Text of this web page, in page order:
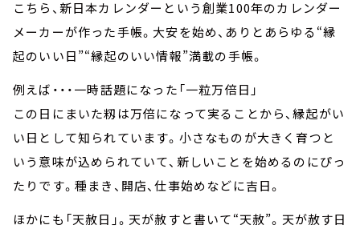
こちら、新日本カレンダーという創業100年のカレンダー
メーカーが作った手帳。大安を始め、ありとあらゆる“縁
起のいい日”“縁起のいい情報”満載の手帳。
例えば・・・一時話題になった「一粒万倍日」
この日にまいた籾は万倍になって実ることから、縁起がい
い日として知られています。小さなものが大きく育つと
いう意味が込められていて、新しいことを始めるのにぴっ
たりです。種まき、開店、仕事始めなどに吉日。
ほかにも「天赦日」。天が赦すと書いて“天赦”。天が赦す日